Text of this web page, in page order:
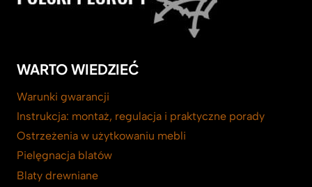
WARTO WIEDZIEĆ
Warunki gwarancji
Instrukcja: montaż, regulacja i praktyczne porady
Ostrzeżenia w użytkowaniu mebli
Pielęgnacja blatów
Blaty drewniane